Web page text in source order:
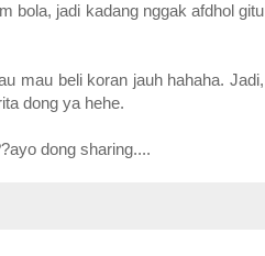
bola, jadi kadang nggak afdhol gitu
mau beli koran jauh hahaha. Jadi,
dong ya hehe.
dong sharing....